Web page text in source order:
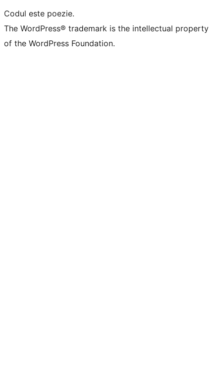
Codul este poezie.
The WordPress® trademark is the intellectual property
of the WordPress Foundation.